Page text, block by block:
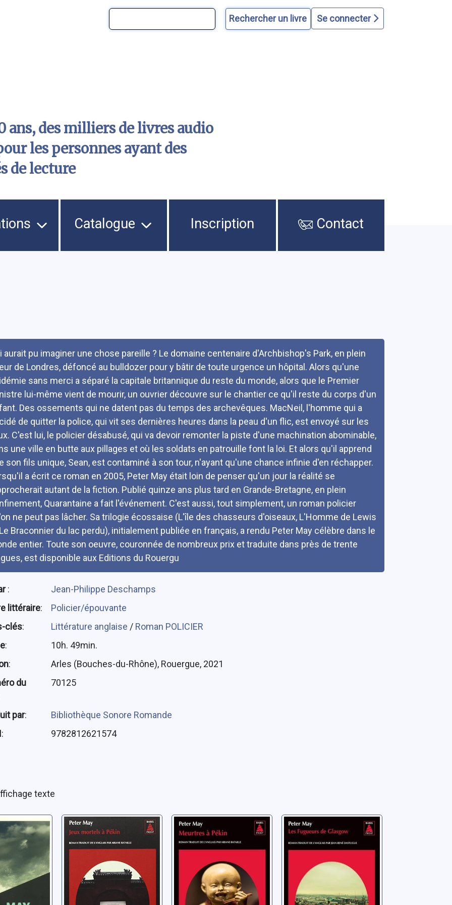
Se connecter
ans, des milliers de livres audio
les personnes ayant des
de lecture
Catalogue Inscription Contact
aurait pu imaginer une chose pareille ? Le domaine centenaire d'Archbishop's Park, en plein
de Londres, défoncé au bulldozer pour y bâtir de toute urgence un hôpital. Alors qu'une
sans merci a séparé la capitale britannique du reste du monde, alors que le Premier
lui-même vient de mourir, un ouvrier découvre sur le chantier ce qu'il reste du corps d'un
Des ossements qui ne datent pas du temps des archevêques. MacNeil, l'homme qui a
de quitter la police, qui vit ses dernières heures dans la peau d'un flic, est envoyé sur les
C'est lui, le policier désabusé, qui va devoir remonter la piste d'une machination abominable,
une ville en butte aux pillages et où les soldats en patrouille font la loi. Et alors qu'il apprend
son fils unique, Sean, est contaminé à son tour, n'ayant qu'une chance infinie d'en réchapper.
a écrit ce roman en 2005, Peter May était loin de penser qu'un jour la réalité se
autant de la fiction. Publié quinze ans plus tard en Grande-Bretagne, en plein
Quarantaine a fait l'événement. C'est aussi, tout simplement, un roman policier
ne peut pas lâcher. Sa trilogie écossaise (L'île des chasseurs d'oiseaux, L'Homme de Lewis
Braconnier du lac perdu), initialement publiée en français, a rendu Peter May célèbre dans le
entier. Toute son oeuvre, couronnée de nombreux prix et traduite dans près de trente
est disponible aux Editions du Rouergu
:
Jean-Philippe Deschamps
littéraire:
Policier/épouvante
clés: Littérature anglaise / Roman POLICIER
:
10h. 49min.
:
Arles (Bouches-du-Rhône), Rouergue, 2021
du
70125
par:
Bibliothèque Sonore Romande
: 9782812621574
texte
du
[Série chinoise]:
[05]: Jeux
mortels à Pékin
May, Peter
[Série chinoise]:
[01]: Meurtres à
Pékin
May, Peter
Les fugueurs de
Glasgow